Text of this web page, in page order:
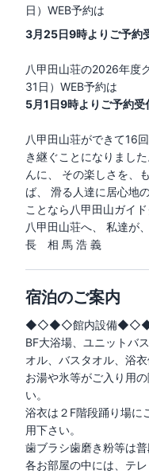
日）WEB予約は
3月25日9時よりご予約
八甲田山荘の2026年度
31日）WEB予約は
5月1日9時よりご予約
八甲田山荘ができて16
き継ぐことになりまし
んに、 その楽しさを、
ば、 滑る人達に居心地
ことなら八甲田山ガイ
八甲田山荘へ、 私達が
長 相 馬 浩 義
宿泊のご案内
◆◇◆◇館内設備
BF大浴場、ユニットバ
オル、バスタオル、浴
お湯や氷等がご入り用
い。
浴衣は２F階段踊り場に
用下さい。
歯ブラシ歯磨き粉等は
各お部屋の中には、テ